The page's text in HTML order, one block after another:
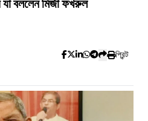
যা বললেন মির্জা ফখরুল
প্রিন্ট